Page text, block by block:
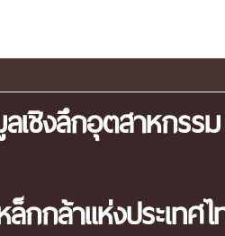
เชิงลึกอุตสาหกรรม
ล็กกล้าแห่งประเทศ